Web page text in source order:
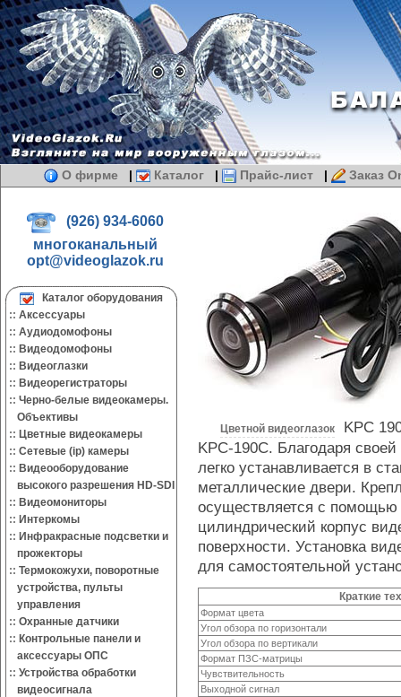
О фирме | Каталог | Прайс-лист | Заказ
(926) 934-6060
многоканальный
opt@videoglazok.ru
Каталог оборудования
:: Аксессуары
:: Аудиодомофоны
:: Видеодомофоны
:: Видеоглазки
:: Видеорегистраторы
:: Черно-белые видеокамеры.
Объективы
:: Цветные видеокамеры
:: Сетевые (ip) камеры
:: Видеооборудование
высокого разрешения HD-SDI
:: Видеомониторы
:: Интеркомы
:: Инфракрасные подсветки и
прожекторы
:: Термокожухи, поворотные
устройства, пульты
управления
:: Охранные датчики
:: Контрольные панели и
аксессуары ОПС
:: Устройства обработки
видеосигнала
Цветной видеоглазок
KPC
KPC-190С. Благодаря
легко устанавливается в
металлические двери.
осуществляется с помощью
цилиндрический корпус
поверхности. Установка
для самостоятельной
Краткие
Формат цвета
Угол обзора по горизонтали
Угол обзора по вертикали
Формат ПЗС-матрицы
Чувствительность
Выходной сигнал